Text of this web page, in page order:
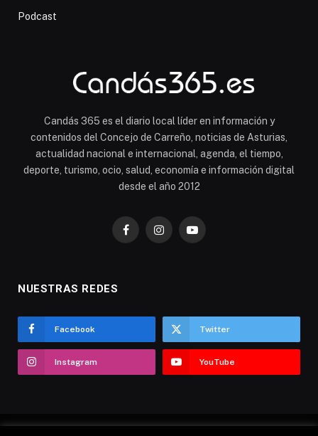
Podcast
Candás 365 es el diario local líder en información y
contenidos del Concejo de Carreño, noticias de Asturias,
actualidad nacional e internacional, agenda, el tiempo,
deporte, turismo, ocio, salud, economía e información digital
desde el año 2012
FacebookInstagramYouTube
NUESTRAS REDES
Facebook Twitter
Instagram YouTube